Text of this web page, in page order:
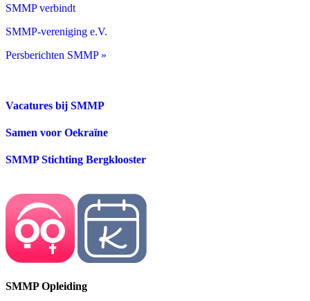
SMMP verbindt
SMMP-vereniging e.V.
Persberichten SMMP »
Vacatures bij SMMP
Samen voor Oekraïne
SMMP Stichting Bergklooster
SMMP Opleiding